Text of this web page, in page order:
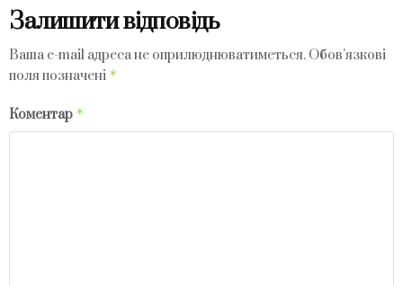
Залишити відповідь
Ваша e-mail адреса не оприлюднюватиметься. Обов’язкові
поля позначені *
Коментар *